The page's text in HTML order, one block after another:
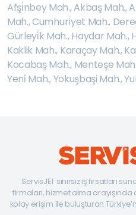
Afşi̇nbey Mah.,Akbaş Mah.,
Mah.,Cumhuri̇yet Mah.,
Gürleyi̇k Mah.,Haydar Mah.,
Kaklik Mah., Karaçay Mah.,
Kocabaş Mah., Menteşe Mah.
Yeni̇ Mah.,Yokuşbaşi Mah.,
ServisJET sınırsız iş fırsatları
firmaları, hizmet alma arayışında
kolay erişim ile buluşturan